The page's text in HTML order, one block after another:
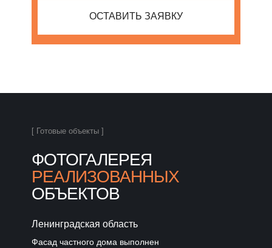
ОСТАВИТЬ ЗАЯВКУ
ФОТОГАЛЕРЕЯ
РЕАЛИЗОВАННЫХ
ОБЪЕКТОВ
[ Готовые объекты ]
Фасад частного дома выполнен
Ленинградская область